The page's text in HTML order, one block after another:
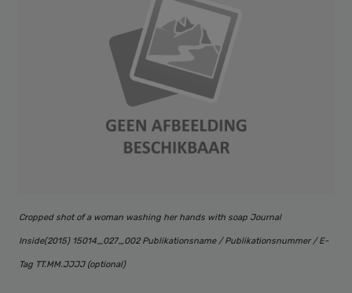
Cropped shot of a woman washing her hands with soap Journal
Inside(2015) 15014_027_002 Publikationsname / Publikationsnummer / E-
Tag TT.MM.JJJJ (optional)